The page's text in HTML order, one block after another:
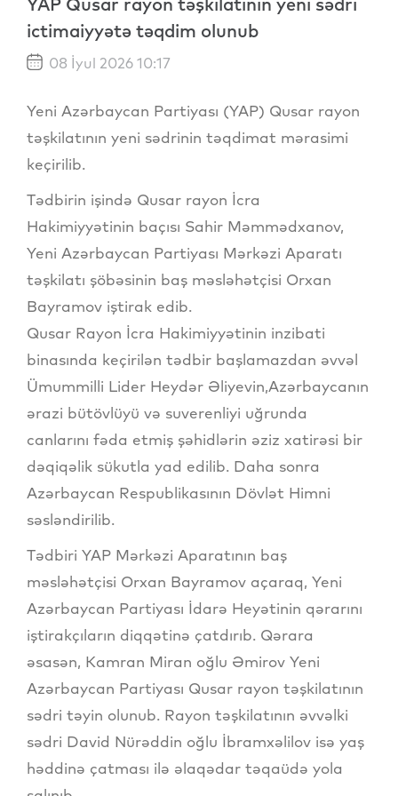
ictimaiyyətə təqdim olunub
08 İyul 2026 10:17
Yeni Azərbaycan Partiyası (YAP) Qusar rayon
təşkilatının yeni sədrinin təqdimat mərasimi
keçirilib.
Tədbirin işində Qusar rayon İcra
Hakimiyyətinin baçısı Sahir Məmmədxanov,
Yeni Azərbaycan Partiyası Mərkəzi Aparatı
təşkilatı şöbəsinin baş məsləhətçisi Orxan
Bayramov iştirak edib.
Qusar Rayon İcra Hakimiyyətinin inzibati
binasında keçirilən tədbir başlamazdan əvvəl
Ümummilli Lider Heydər Əliyevin,Azərbaycanın
ərazi bütövlüyü və suverenliyi uğrunda
canlarını fəda etmiş şəhidlərin əziz xatirəsi bir
dəqiqəlik sükutla yad edilib. Daha sonra
Azərbaycan Respublikasının Dövlət Himni
səsləndirilib.
Tədbiri YAP Mərkəzi Aparatının baş
məsləhətçisi Orxan Bayramov açaraq, Yeni
Azərbaycan Partiyası İdarə Heyətinin qərarını
iştirakçıların diqqətinə çatdırıb. Qərara
əsasən, Kamran Miran oğlu Əmirov Yeni
Azərbaycan Partiyası Qusar rayon təşkilatının
sədri təyin olunub. Rayon təşkilatının əvvəlki
sədri David Nürəddin oğlu İbramxəlilov isə yaş
həddinə çatması ilə əlaqədar təqaüdə yola